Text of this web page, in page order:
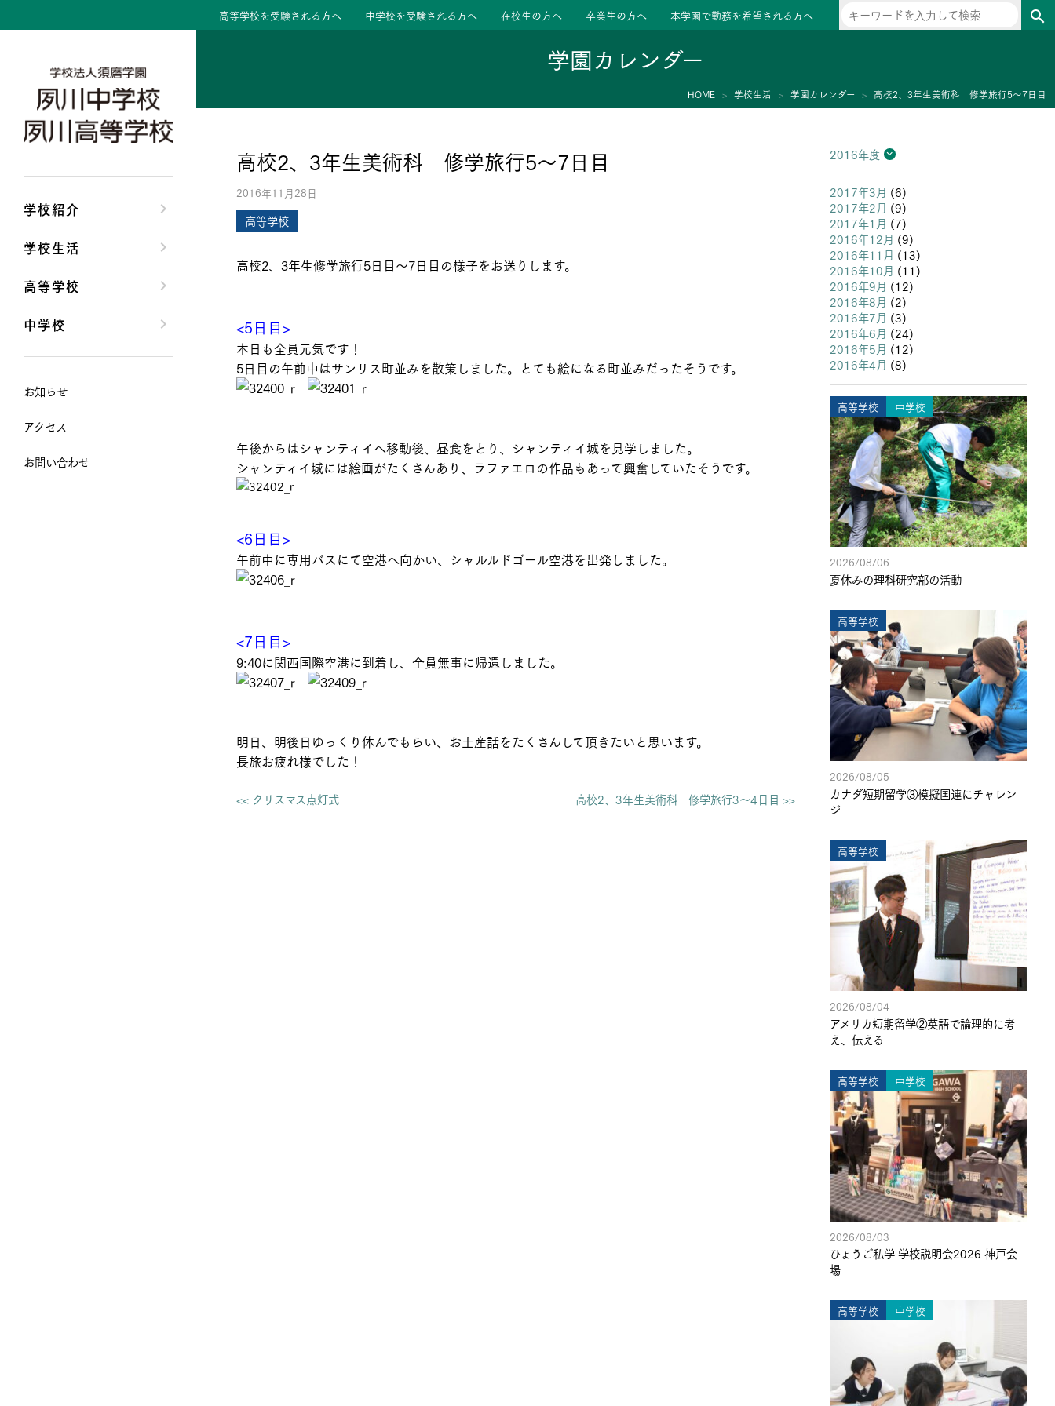
高等学校を受験される方へ 中学校を受験される方へ 在校生の方へ 卒業生の方へ 本学園で勤務を希望される方へ search
学園カレンダー
HOME 学校生活 学園カレンダー 高校2、3年生美術科 修学旅行5～7日目
高校2、3年生美術科 修学旅行5～7日目
2016年11月28日
高等学校
高校2、3年生修学旅行5日目～7日目の様子をお送りします。
<5日目>
本日も全員元気です！
5日目の午前中はサンリス町並みを散策しました。とても絵になる町並みだったそうです。
午後からはシャンティイへ移動後、昼食をとり、シャンティイ城を見学しました。
シャンティイ城には絵画がたくさんあり、ラファエロの作品もあって興奮していたそうです。
<6日目>
午前中に専用バスにて空港へ向かい、シャルルドゴール空港を出発しました。
<7日目>
9:40に関西国際空港に到着し、全員無事に帰還しました。
明日、明後日ゆっくり休んでもらい、お土産話をたくさんして頂きたいと思います。
長旅お疲れ様でした！
<< クリスマス点灯式 高校2、3年生美術科 修学旅行3～4日目 >>
2016年度
2026年度
2025年度
2024年度
2023年度
2022年度
2021年度
2020年度
2019年度
2018年度
2017年度
2016年度
2015年度
2014年度
2013年度
2017年3月 (6)
2017年2月 (9)
2017年1月 (7)
2016年12月 (9)
2016年11月 (13)
2016年10月 (11)
2016年9月 (12)
2016年8月 (2)
2016年7月 (3)
2016年6月 (24)
2016年5月 (12)
2016年4月 (8)
高等学校 中学校
2026/08/06
夏休みの理科研究部の活動
高等学校
2026/08/05
カナダ短期留学③模擬国連にチャレン
ジ
高等学校
2026/08/04
アメリカ短期留学②英語で論理的に考
え、伝える
高等学校 中学校
2026/08/03
ひょうご私学 学校説明会2026 神戸会
場
高等学校 中学校
学校紹介
学校生活
高等学校
中学校
お知らせ
アクセス
お問い合わせ
安心して任せられる学校
沿革
夙川ブログ
制服紹介
高校の教育方針／特色
特進コース／進学コース
中学校の教育方針／特色
Aコース／Bコース